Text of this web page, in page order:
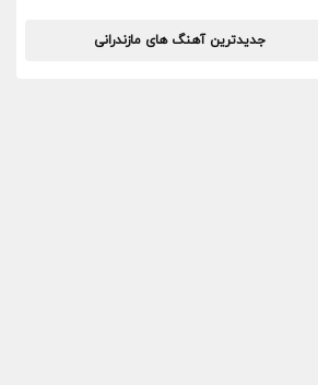
جدیدترین آهنگ های مازندرانی